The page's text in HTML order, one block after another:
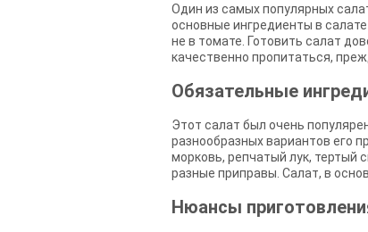
Один из самых популярных
основные ингредиенты в
не в томате. Готовить салат
качественно пропитаться,
Обязательные
Этот салат был очень
разнообразных вариантов его
морковь, репчатый лук, тертый
разные приправы. Салат, в
Нюансы